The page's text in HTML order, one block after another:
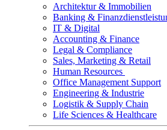
Architektur & Immobilien
Banking &
IT & Digital
Accounting & Finance
Legal & Compliance
Sales, Marketing & Retail
Human Resources
Office Management Support
Engineering & Industrie
Logistik & Supply Chain
Life Sciences & Healthcare